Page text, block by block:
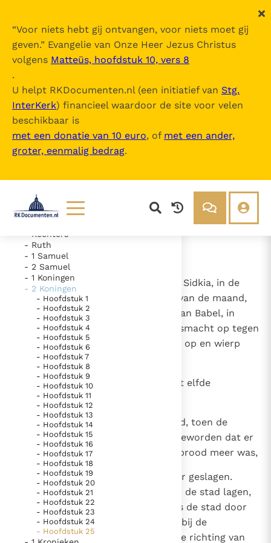
“Voor niets hebt gij ontvangen, voor niets moet gij
geven.” Evangelie van Onze Heer Jezus Christus
volgens Matteüs, hoofdstuk 10, vers 8
.
U helpt RKDocumenten.nl (een initiatief van Stg.
InterKerk) financieel waardoor de site voor velen
beschikbaar is
met een donatie van 10 euro, of met een ander,
groter, eenmalig bedrag.
Lezen
Documenten
Bijbel
Thema’s
Berichten
Denzinger
Over ons
Gebruiksvoorwaarden
Nieuwste Documenten
5. Het gebed van de Kerk
In Christus wordt onze honger vervuld
Leer de kostbare parel van Gods koninkrijk te
herkennen
Gods Koninkrijk groeit stilletjes door liefde, niet door
dwang
De mystiek. De mystieke verschijnselen en de
heiligheid
Berichten
Het Vaticaan publiceert een nieuwe Latijnse uitgave
van het Romeins martyrologium
Vaticaanse financiële waakhond verliest autonomie
Paus spreekt het Wereldvoedselprogramma toe
De Bijbel
Inhoudsopgave
uitklappen
- Oude Testament
- Exodus
- Numeri
- Deuteronomium
- Rechters
- Ruth
- 1 Samuel
- 2 Samuel
- 1 Koningen
- 2 Koningen
- Hoofdstuk 1
- Hoofdstuk 2
- Hoofdstuk 3
- Hoofdstuk 4
- Hoofdstuk 5
- Hoofdstuk 6
- Hoofdstuk 7
- Hoofdstuk 8
- Hoofdstuk 9
- Hoofdstuk 10
- Hoofdstuk 11
- Hoofdstuk 12
- Hoofdstuk 13
- Hoofdstuk 14
- Hoofdstuk 15
- Hoofdstuk 16
- Hoofdstuk 17
- Hoofdstuk 18
- Hoofdstuk 19
- Hoofdstuk 20
- Hoofdstuk 21
- Hoofdstuk 22
- Hoofdstuk 23
- Hoofdstuk 24
- Hoofdstuk 25
- Hoofdstuk 25
In het negende regeringsjaar van Sidkia, in de
tiende maand, op de tiende dag van de maand,
trok Nebukadnessar, de koning van Babel, in
eigen persoon met heel zijn krijgsmacht op tegen
Jeruzalem; hij sloeg er zijn kamp op en wierp
een wal op rondom de stad.
De belegering duurde tot aan het elfde
regeringjaar van Sidkia.
Op de negende dag van de maand, toen de
hongersnood al zo nijpend was geworden dat er
voor het volk van het land geen brood meer was,
werd er een bres in de stadsmuur geslagen.
Ofschoon de Chaldeeërs rondom de stad lagen,
verlieten de krijgslieden 's nachts de stad door
de poort tussen de beide muren bij de
koninklijke tuin en vluchtten in de richting van